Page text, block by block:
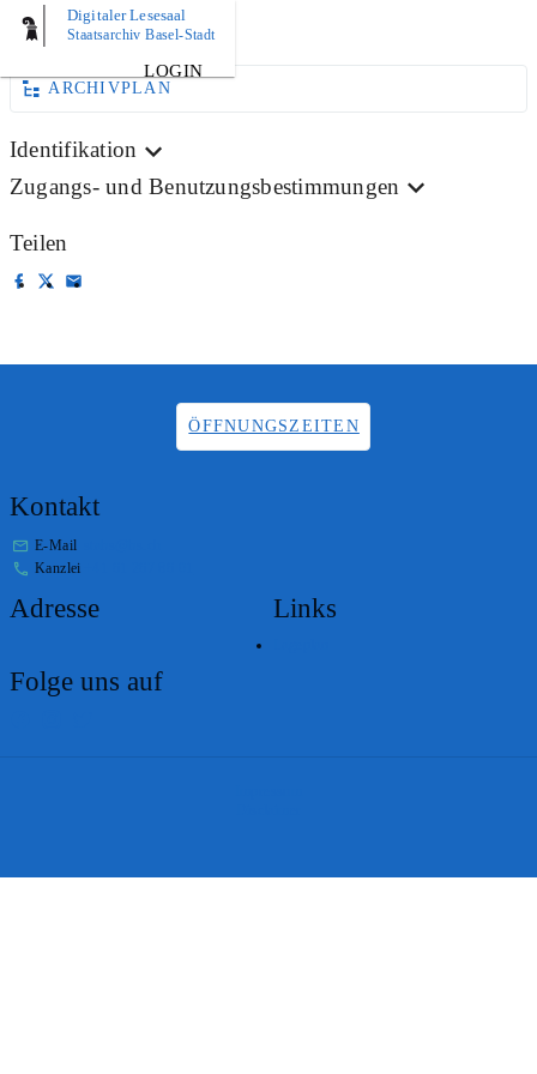
Digitaler Lesesaal
Staatsarchiv Basel-Stadt
LOGIN
AKTE
ARCHIVPLAN
Identifikation
Zugangs- und Benutzungsbestimmungen
Teilen
ÖFFNUNGSZEITEN
Kontakt
E-Mail
Kanzlei
Adresse Links
Folge uns auf